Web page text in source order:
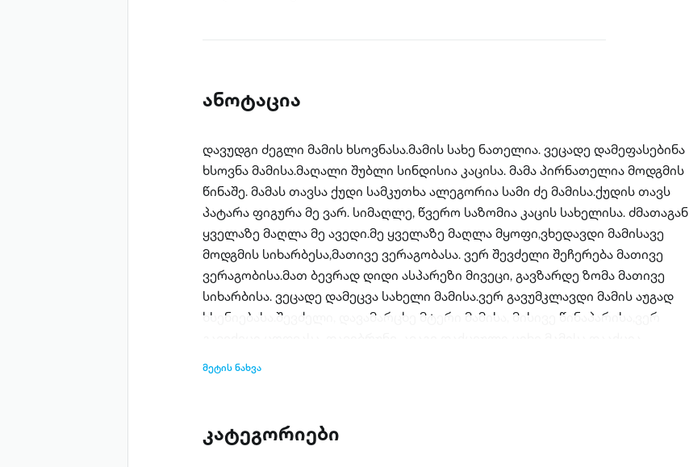
ანოტაცია
დავუდგი ძეგლი მამის ხსოვნასა.მამის სახე ნათელია. ვეცადე დამეფასებინა
ხსოვნა მამისა.მაღალი შუბლი სინდისია კაცისა. მამა პირნათელია მოდგმის
წინაშე. მამას თავსა ქუდი სამკუთხა ალეგორია სამი ძე მამისა.ქუდის თავს
პატარა ფიგურა მე ვარ. სიმაღლე, წვერო საზომია კაცის სახელისა. ძმათაგან
ყველაზე მაღლა მე ავედი.მე ყველაზე მაღლა მყოფი,ვხედავდი მამისავე
მოდგმის სიხარბესა,მათივე ვერაგობასა. ვერ შევძელი შეჩერება მათივე
ვერაგობისა.მათ ბევრად დიდი ასპარეზი მივეცი, გავზარდე ზომა მათივე
სიხარბისა. ვეცადე დამეცვა სახელი მამისა.ვერ გავუმკლავდი მამის აუგად
ხსენიებასა.შევძელი, დავამარცხე მტერი მამისა, მისივე წინაპარისა,ვერ
ვერაგმა, მამის ხათრით აღვადგინე სახლი მთასა. მამის სახელით ავაგე
მოდგმასა,ვერცა სახლი ბაკოსა, ვერცა მამული ზედა აჭარასა. ვიცოდი მამა
შეეწირა თავისივე მამულის დაცვასა.მე დავუკარგე მოდგმას მამული მათივე
მეტის ნახვა
კატეგორიები